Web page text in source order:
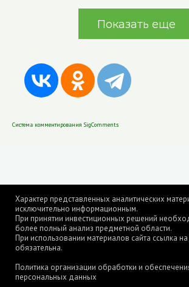
Показать еще
Система комментирования SigComments
Характер представленных аналитических
исключительно информационным.
При принятии инвестиционных решений
более полный анализ предметной области.
При использовании материалов сайта ссылка
обязательна.
Политика организации обработки и
персональных данных